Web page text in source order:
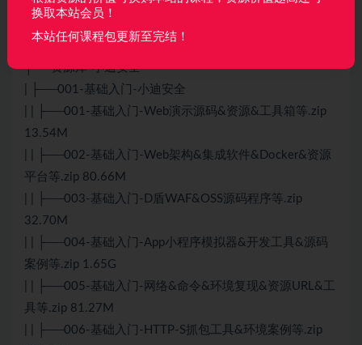
码逆向&AES&DES&RSA&SHA.docx 3.11M
├──资源库-小迪安全
| ├──001-基础入门-小迪安全
| | ├──001-基础入门-Web演示源码&资源&工具箱等.zip
13.54M
| | ├──002-基础入门-Web架构&集成软件&Docker&资源
平台等.zip 80.66M
| | ├──003-基础入门-D盾WAF&OSS源码程序等.zip
32.70M
| | ├──004-基础入门-App小程序模拟器&开发工具&源码
案例等.zip 1.65G
| | ├──005-基础入门-网络&命令&环境复现&资源URL&工
具等.zip 81.27M
| | ├──006-基础入门-HTTP-S抓包工具&环境案例等.zip
换取本站会员！
本站任何课程包更新至完结！